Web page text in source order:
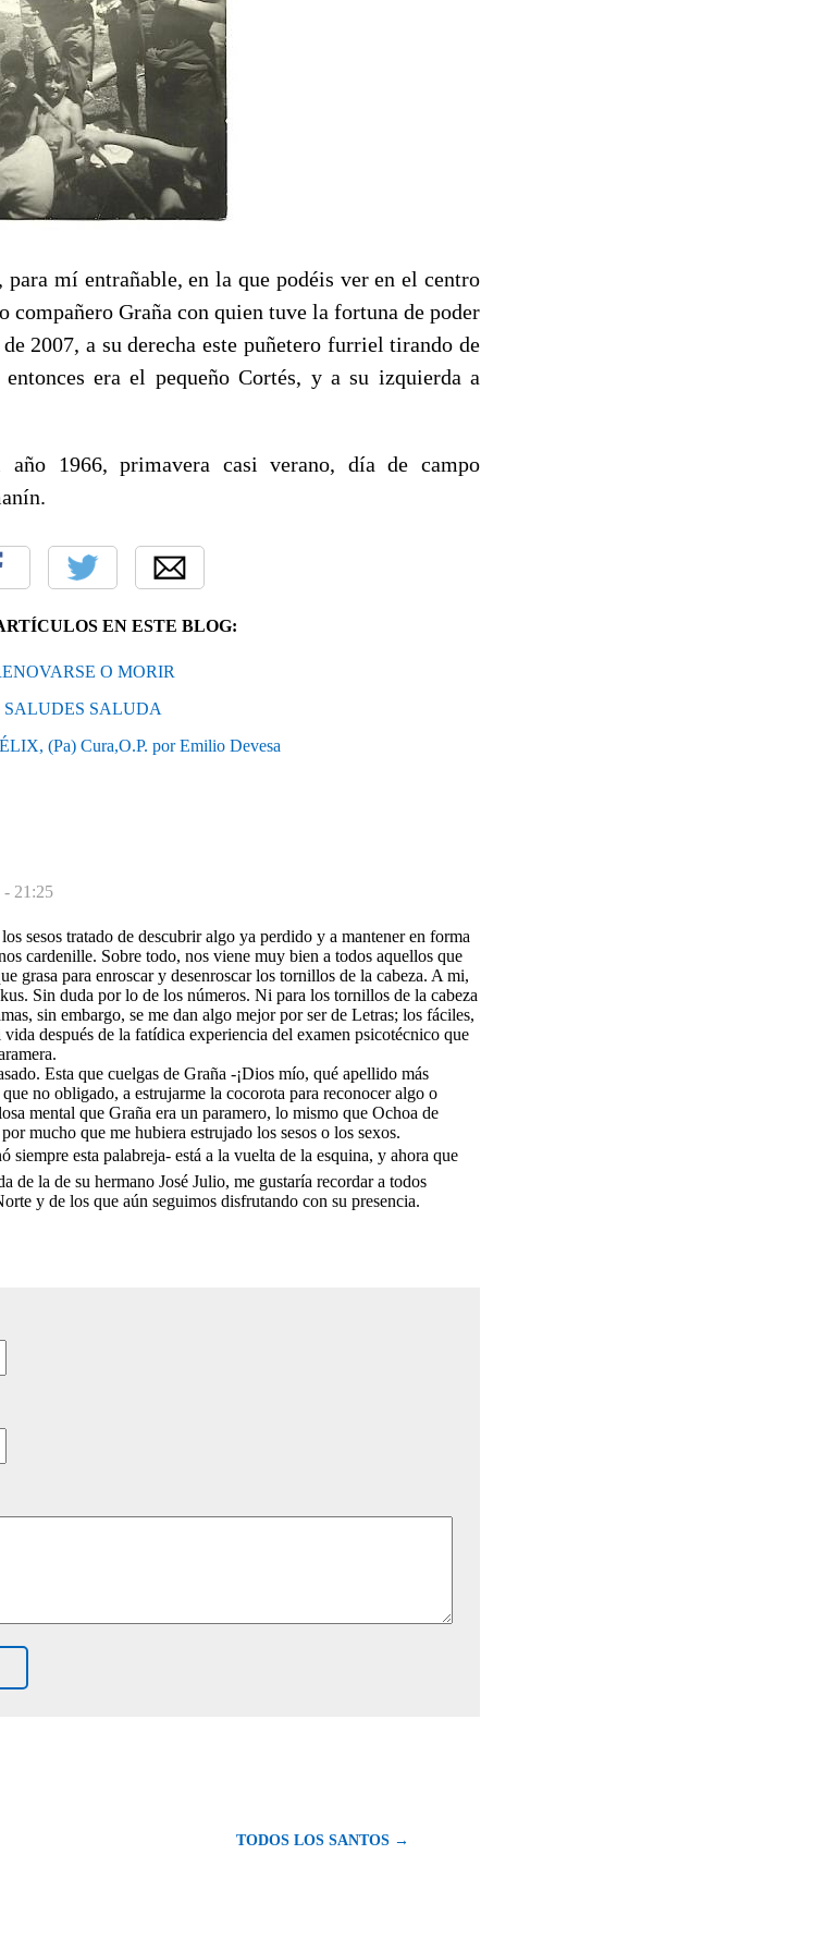
mí entrañable, en la que podéis ver en el centro
compañero Graña con quien tuve la fortuna de poder
2007, a su derecha este puñetero furriel tirando de
era el pequeño Cortés, y a su izquierda a
año 1966, primavera casi verano, día de campo
EN ESTE BLOG:
O MORIR
SALUDES SALUDA
(Pa) Cura,O.P. por Emilio Devesa
- 21:25
sesos tratado de descubrir algo ya perdido y a mantener en forma
cardenille. Sobre todo, nos viene muy bien a todos aquellos que
grasa para enroscar y desenroscar los tornillos de la cabeza. A mi,
Sin duda por lo de los números. Ni para los tornillos de la cabeza
sin embargo, se me dan algo mejor por ser de Letras; los fáciles,
después de la fatídica experiencia del examen psicotécnico que
Esta que cuelgas de Graña -¡Dios mío, qué apellido más
no obligado, a estrujarme la cocorota para reconocer algo o
mental que Graña era un paramero, lo mismo que Ochoa de
mucho que me hubiera estrujado los sesos o los sexos.
siempre esta palabreja- está a la vuelta de la esquina, y ahora que
de la de su hermano José Julio, me gustaría recordar a todos
y de los que aún seguimos disfrutando con su presencia.
TODOS LOS SANTOS →